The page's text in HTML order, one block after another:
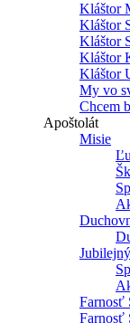
Kláštor
Kláštor
Kláštor
Kláštor
Kláštor
My vo
Chcem
Apoštolát
Misie
Farnosť
Farnosť